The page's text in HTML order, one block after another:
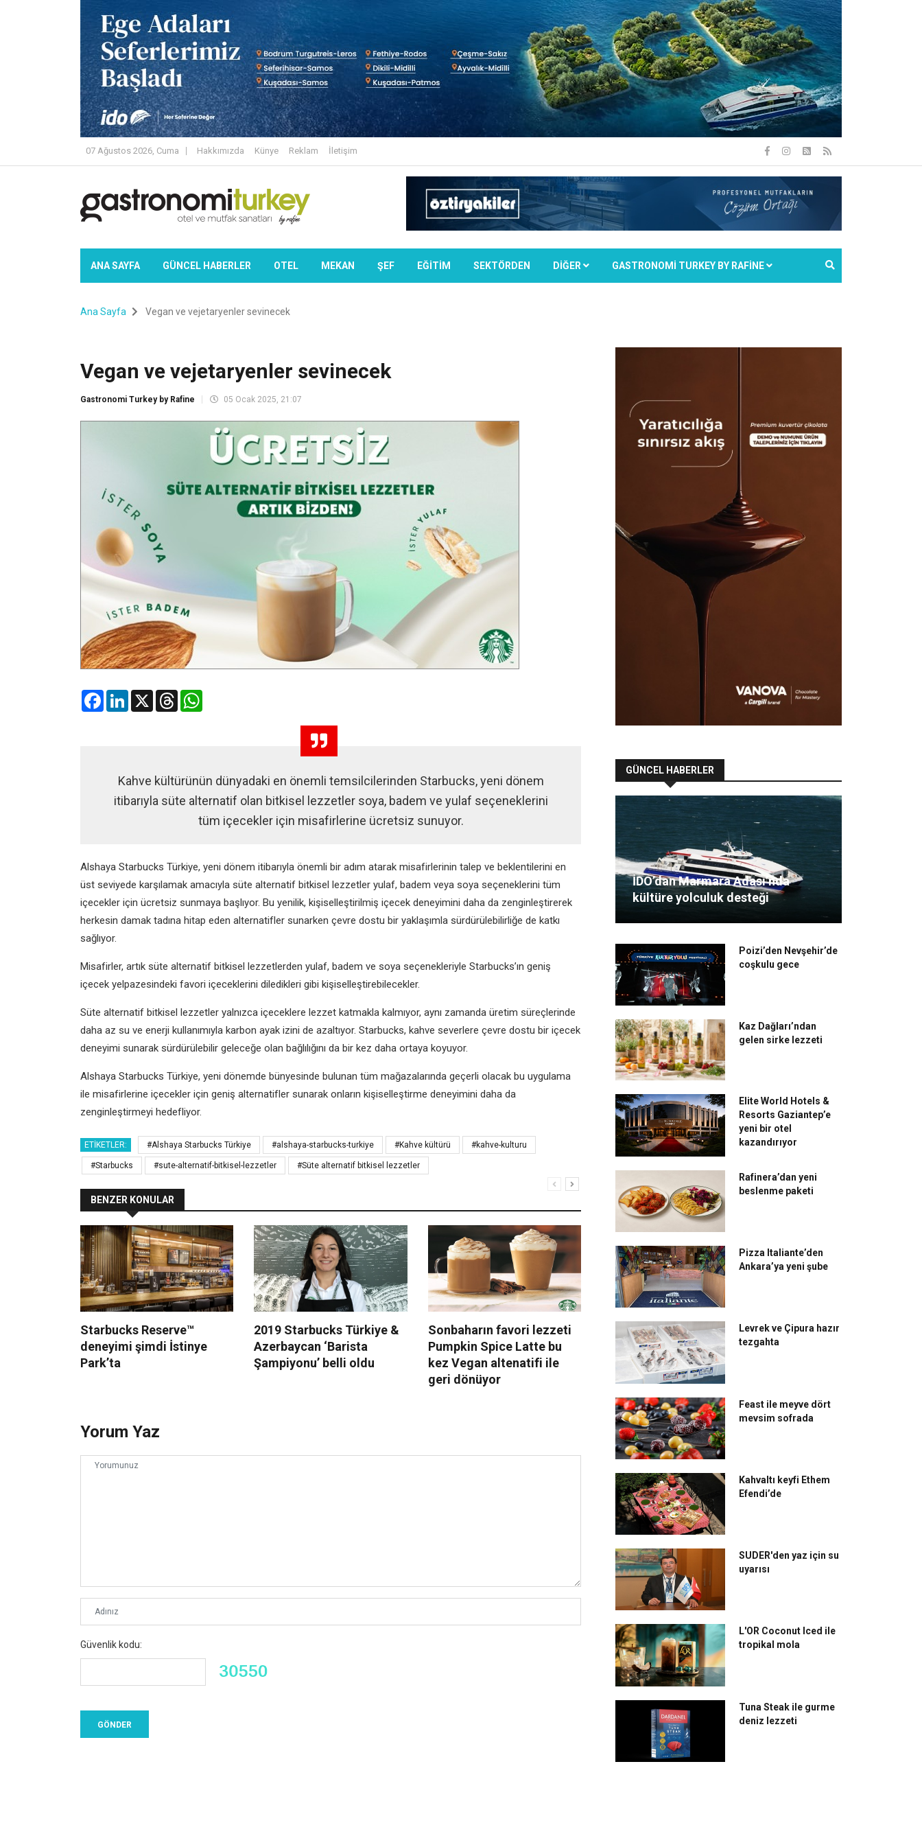
07 Ağustos 2026, Cuma Hakkımızda Künye Reklam İletişim
ANA SAYFA GÜNCEL HABERLER OTEL MEKAN ŞEF EĞİTİM SEKTÖRDEN DIĞER GASTRONOMİ TURKEY BY RAFİNE
Ana Sayfa Vegan ve vejetaryenler sevinecek
Vegan ve vejetaryenler sevinecek
Gastronomi Turkey by Rafine 05 Ocak 2025, 21:07
FacebookLinkedIn
X Threads
Kahve kültürünün dünyadaki en önemli temsilcilerinden Starbucks, yeni dönem
itibarıyla süte alternatif olan bitkisel lezzetler soya, badem ve yulaf seçeneklerini
tüm içecekler için misafirlerine ücretsiz sunuyor.
Alshaya Starbucks Türkiye, yeni dönem itibarıyla önemli bir adım atarak misafirlerinin talep ve beklentilerini en
üst seviyede karşılamak amacıyla süte alternatif bitkisel lezzetler yulaf, badem veya soya seçeneklerini tüm
içecekler için ücretsiz sunmaya başlıyor. Bu yenilik, kişiselleştirilmiş içecek deneyimini daha da zenginleştirerek
herkesin damak tadına hitap eden alternatifler sunarken çevre dostu bir yaklaşımla sürdürülebilirliğe de katkı
sağlıyor.
Misafirler, artık süte alternatif bitkisel lezzetlerden yulaf, badem ve soya seçenekleriyle Starbucks’ın geniş
içecek yelpazesindeki favori içeceklerini diledikleri gibi kişiselleştirebilecekler.
Süte alternatif bitkisel lezzetler yalnızca içeceklere lezzet katmakla kalmıyor, aynı zamanda üretim süreçlerinde
daha az su ve enerji kullanımıyla karbon ayak izini de azaltıyor. Starbucks, kahve severlere çevre dostu bir içecek
deneyimi sunarak sürdürülebilir geleceğe olan bağlılığını da bir kez daha ortaya koyuyor.
Alshaya Starbucks Türkiye, yeni dönemde bünyesinde bulunan tüm mağazalarında geçerli olacak bu uygulama
ile misafirlerine içecekler için geniş alternatifler sunarak onların kişiselleştirme deneyimini daha da
zenginleştirmeyi hedefliyor.
ETIKETLER: #Alshaya Starbucks Türkiye #alshaya-starbucks-turkiye #Kahve kültürü #kahve-kulturu
#Starbucks #sute-alternatif-bitkisel-lezzetler #Süte alternatif bitkisel lezzetler
BENZER KONULAR
Starbucks Reserve™
deneyimi şimdi İstinye
Park’ta
2019 Starbucks Türkiye &
Azerbaycan ‘Barista
Şampiyonu’ belli oldu
Sonbaharın favori lezzeti
Pumpkin Spice Latte bu
kez Vegan altenatifi ile
geri dönüyor
Starbucks’tan yepyeni bir
lezzet: Salted Caramel
Latte
Nestlé ve Starbucks’ın
küresel kahve iş birliği
Yorum Yaz
Güvenlik kodu:
GÜNCEL HABERLER
İDO’dan Marmara Adası’nda
kültüre yolculuk desteği
Poizi’den Nevşehir’de
coşkulu gece
Kaz Dağları’ndan
gelen sirke lezzeti
Elite World Hotels &
Resorts Gaziantep’e
yeni bir otel
kazandırıyor
Rafinera’dan yeni
beslenme paketi
Pizza Italiante’den
Ankara’ya yeni şube
Levrek ve Çipura hazır
tezgahta
Feast ile meyve dört
mevsim sofrada
Kahvaltı keyfi Ethem
Efendi’de
SUDER'den yaz için su
uyarısı
L'OR Coconut Iced ile
tropikal mola
Tuna Steak ile gurme
deniz lezzeti